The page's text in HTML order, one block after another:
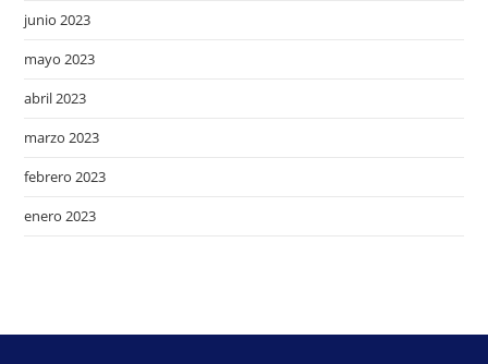
junio 2023
mayo 2023
abril 2023
marzo 2023
febrero 2023
enero 2023